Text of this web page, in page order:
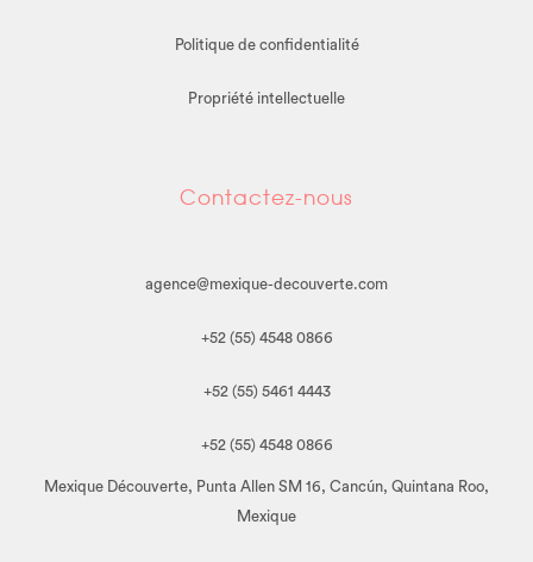
Politique de confidentialité
Propriété intellectuelle
Contactez-nous
agence@mexique-decouverte.com
+52 (55) 4548 0866
+52 (55) 5461 4443
+52 (55) 4548 0866
Mexique Découverte, Punta Allen SM 16, Cancún, Quintana Roo,
Mexique